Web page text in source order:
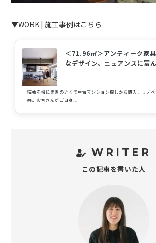
▼WORK | 施工事例はこちら
＜71.96㎡＞アンティーク家
なデザイン。ニュアンスに富
結婚を機に実家の近くで中古マンション探しから購入、リノ
婦。お客さんがご自身...
WRITER
この記事を書いた人